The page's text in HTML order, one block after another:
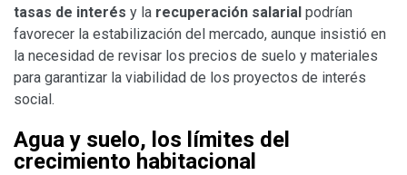
tasas de interés y la recuperación salarial podrían
favorecer la estabilización del mercado, aunque insistió en
la necesidad de revisar los precios de suelo y materiales
para garantizar la viabilidad de los proyectos de interés
social.
Agua y suelo, los límites del
crecimiento habitacional